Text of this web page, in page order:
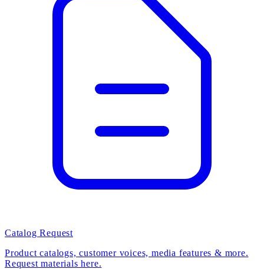
Catalog Request
Product catalogs, customer voices, media features & more.
Request materials here.